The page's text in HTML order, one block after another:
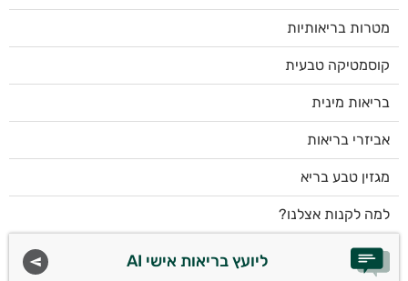
מטרות בריאותיות
קוסמטיקה טבעית
בריאות מינית
אביזרי בריאות
מגזין טבע בריא
למה לקנות אצלנו?
ליועץ בריאות אישי AI